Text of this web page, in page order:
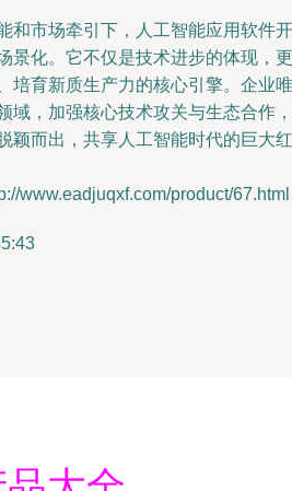
和市场牵引下，人工智能应用软件开
景化。它不仅是技术进步的体现，更
培育新质生产力的核心引擎。企业唯
域，加强核心技术攻关与生态合作，
颖而出，共享人工智能时代的巨大红
www.eadjuqxf.com/product/67.html